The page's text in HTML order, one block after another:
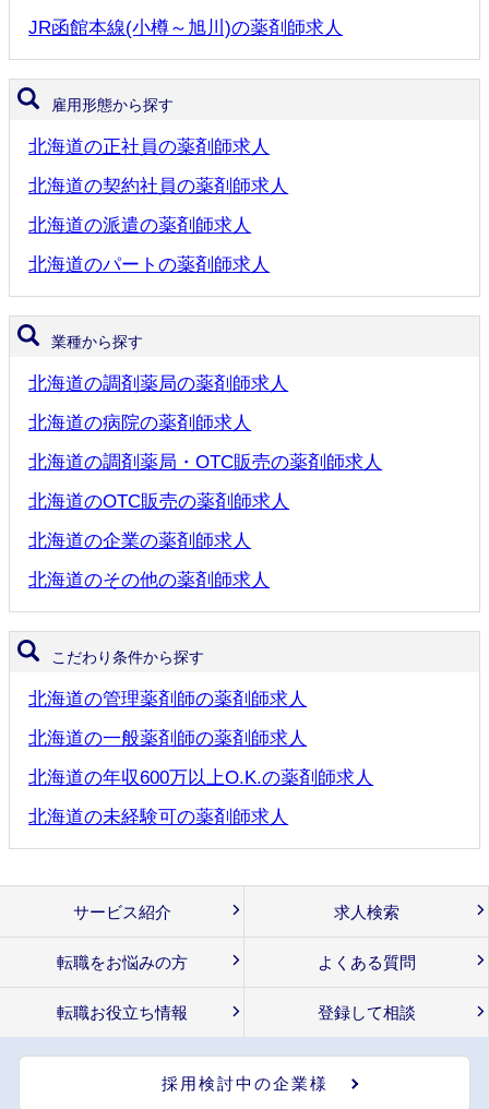
JR函館本線(小樽～旭川)の薬剤師求人
雇用形態から探す
北海道の正社員の薬剤師求人
北海道の契約社員の薬剤師求人
北海道の派遣の薬剤師求人
北海道のパートの薬剤師求人
業種から探す
北海道の調剤薬局の薬剤師求人
北海道の病院の薬剤師求人
北海道の調剤薬局・OTC販売の薬剤師求人
北海道のOTC販売の薬剤師求人
北海道の企業の薬剤師求人
北海道のその他の薬剤師求人
こだわり条件から探す
北海道の管理薬剤師の薬剤師求人
北海道の一般薬剤師の薬剤師求人
北海道の年収600万以上O.K.の薬剤師求人
北海道の未経験可の薬剤師求人
サービス紹介 求人検索
転職をお悩みの方 よくある質問
転職お役立ち情報 登録して相談
採用検討中の企業様